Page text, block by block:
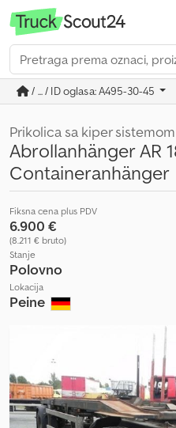
/ ... / ID oglasa: A495-30-45
Prikolica sa kiper
Abrollanhänger AR
Containeranhänger
Fiksna cena plus PDV
6.900 €
(8.211 € bruto)
Stanje
Polovno
Lokacija
Peine